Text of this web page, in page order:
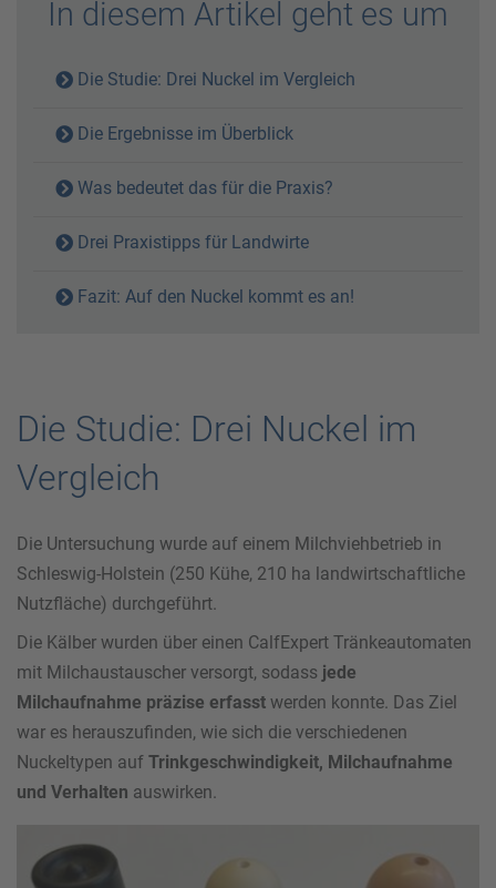
In diesem Artikel geht es um
Die Studie: Drei Nuckel im Vergleich
Die Ergebnisse im Überblick
Was bedeutet das für die Praxis?
Drei Praxistipps für Landwirte
Fazit: Auf den Nuckel kommt es an!
Die Studie: Drei Nuckel im
Vergleich
Die Untersuchung wurde auf einem Milchviehbetrieb in
Schleswig-Holstein (250 Kühe, 210 ha landwirtschaftliche
Nutzfläche) durchgeführt.
Die Kälber wurden über einen CalfExpert Tränkeautomaten
mit Milchaustauscher versorgt, sodass jede
Milchaufnahme präzise erfasst werden konnte. Das Ziel
war es herauszufinden, wie sich die verschiedenen
Nuckeltypen auf Trinkgeschwindigkeit, Milchaufnahme
und Verhalten auswirken.